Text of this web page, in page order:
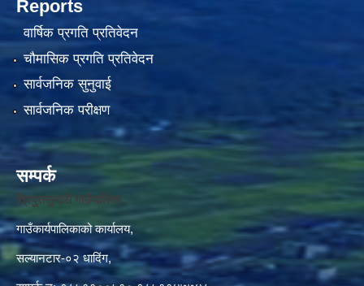
Reports
वार्षिक प्रगति प्रतिवेदन
चौमासिक प्रगति प्रतिवेदन
सार्वजनिक सुनुवाई
सार्वजनिक परीक्षण
सम्पर्क
त्रिपुरासुन्दरी गाउँपालिका ,
गाउँकार्यपालिकाको कार्यालय,
सल्यानटार-०२ धादिंग,